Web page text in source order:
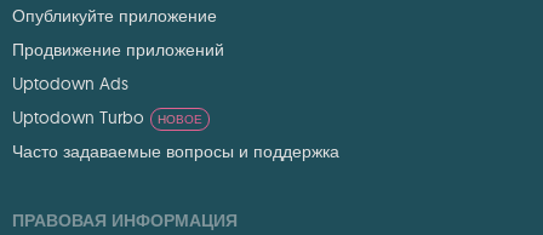
Опубликуйте приложение
Продвижение приложений
Uptodown Ads
Uptodown Turbo
НОВОЕ
Часто задаваемые вопросы и поддержка
ПРАВОВАЯ ИНФОРМАЦИЯ